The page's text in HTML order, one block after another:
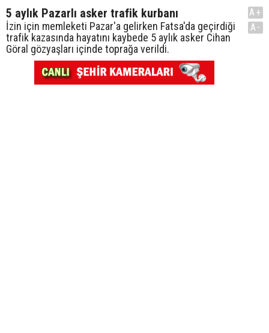
5 aylık Pazarlı asker trafik kurbanı
İzin için memleketi Pazar'a gelirken Fatsa'da geçirdiği
trafik kazasında hayatını kaybede 5 aylık asker Cihan
Göral gözyaşları içinde toprağa verildi.
A+
A-